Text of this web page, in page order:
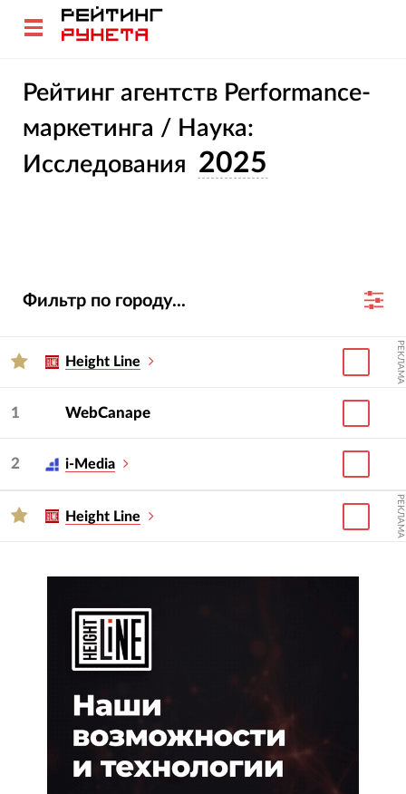
Рейтинг агентств Performance-
маркетинга / Наука:
Исследования 2025
Фильтр по городу...
Height Line РЕКЛАМА
1 WebCanape
2 i-Media
Height Line РЕКЛАМА